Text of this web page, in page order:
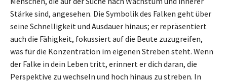
Stärke sind, angesehen. Die Symbolik des Falken geht über
seine Schnelligkeit und Ausdauer hinaus; er repräsentiert
auch die Fähigkeit, fokussiert auf die Beute zuzugreifen,
was für die Konzentration im eigenen Streben steht. Wenn
der Falke in dein Leben tritt, erinnert er dich daran, die
Perspektive zu wechseln und hoch hinaus zu streben. In